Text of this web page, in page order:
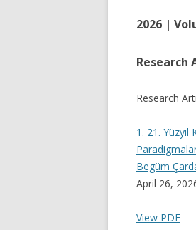
2026 |
Research
Research
1. 21.
Begüm
April 26,
View PDF